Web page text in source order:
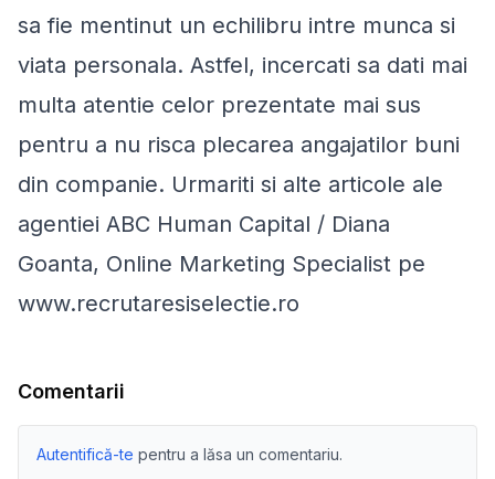
sa fie mentinut un echilibru intre munca si
viata personala. Astfel, incercati sa dati mai
multa atentie celor prezentate mai sus
pentru a nu risca plecarea angajatilor buni
din companie. Urmariti si alte articole ale
agentiei ABC Human Capital / Diana
Goanta, Online Marketing Specialist pe
www.recrutaresiselectie.ro
Comentarii
Autentifică-te pentru a lăsa un comentariu.